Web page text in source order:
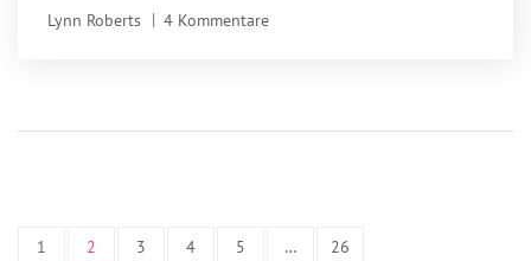
Lynn Roberts
4 Kommentare
1 2 3 4 5 … 26